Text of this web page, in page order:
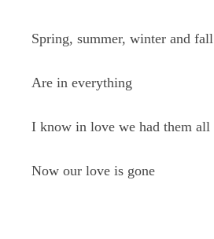
Spring, summer, winter and fall
Are in everything
I know in love we had them all
Now our love is gone